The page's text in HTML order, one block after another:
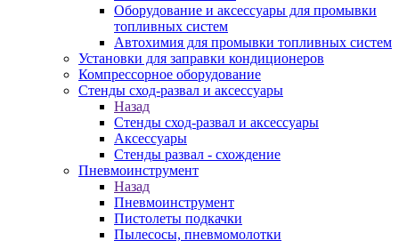
Оборудование и аксессуары для промывки
топливных систем
Автохимия для промывки топливных систем
Установки для заправки кондиционеров
Компрессорное оборудование
Стенды сход-развал и аксессуары
Назад
Стенды сход-развал и аксессуары
Аксессуары
Стенды развал - схождение
Пневмоинструмент
Назад
Пневмоинструмент
Пистолеты подкачки
Пылесосы, пневмомолотки